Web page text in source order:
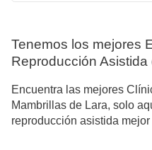
Tenemos los mejores
Reproducción
Encuentra las mejores
Mambrillas de Lara, solo
reproducción asistida